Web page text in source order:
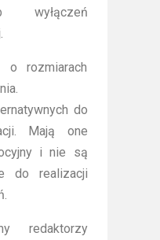
wyłączeń
o rozmiarach
do
Mają one
i nie są
do realizacji
redaktorzy